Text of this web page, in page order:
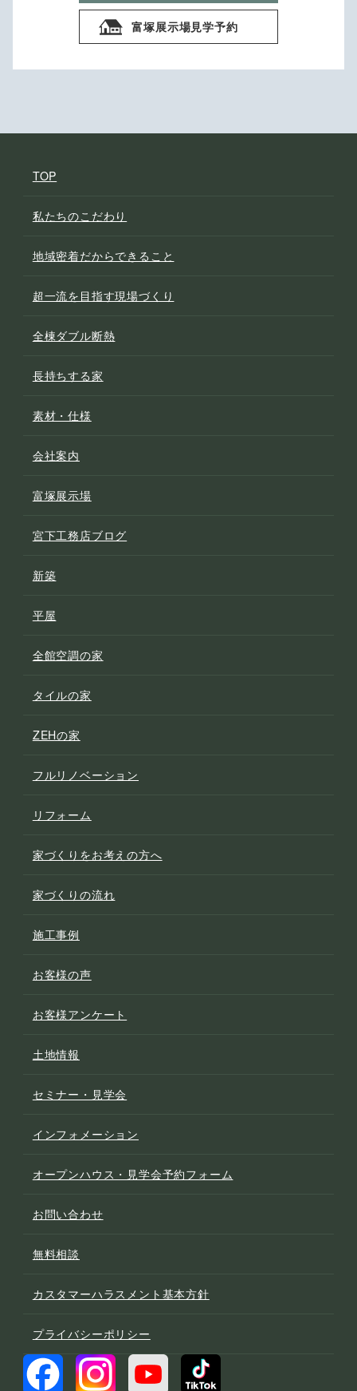
富塚展示場見学予約
TOP
私たちのこだわり
地域密着だからできること
超一流を目指す現場づくり
全棟ダブル断熱
長持ちする家
素材・仕様
会社案内
富塚展示場
宮下工務店ブログ
新築
平屋
全館空調の家
タイルの家
ZEHの家
フルリノベーション
リフォーム
家づくりをお考えの方へ
家づくりの流れ
施工事例
お客様の声
お客様アンケート
土地情報
セミナー・見学会
インフォメーション
オープンハウス・見学会予約フォーム
お問い合わせ
無料相談
カスタマーハラスメント基本方針
プライバシーポリシー